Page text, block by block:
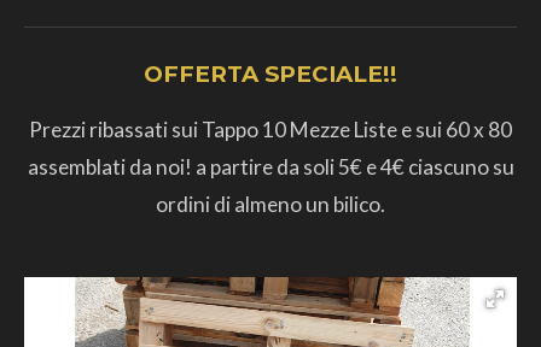
OFFERTA SPECIALE!!
Prezzi ribassati sui Tappo 10 Mezze Liste e sui 60 x 80
assemblati da noi! a partire da soli 5€ e 4€ ciascuno su
ordini di almeno un bilico.